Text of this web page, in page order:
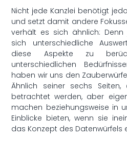
Nicht jede Kanzlei benötigt
und setzt damit andere
verhält es sich ähnlich:
sich unterschiedliche
diese Aspekte zu
unterschiedlichen
haben wir uns den
Ähnlich seiner sechs
betrachtet werden, aber
machen beziehungsweise in
Einblicke bieten, wenn sie
das Konzept des Datenwürfels